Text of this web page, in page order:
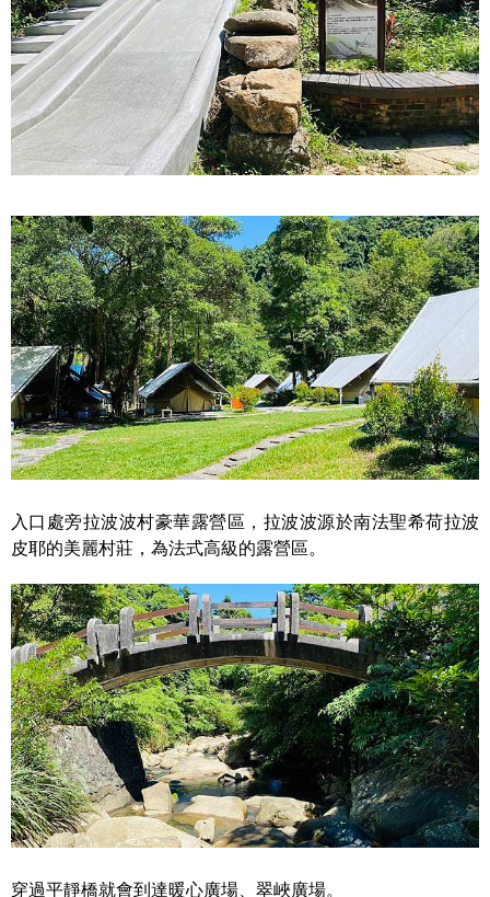
入口處旁拉波波村豪華露營區，拉波波源於南法聖希荷拉波
皮耶的美麗村莊，為法式高級的露營區。
穿過平靜橋就會到達暖心廣場、翠峽廣場。